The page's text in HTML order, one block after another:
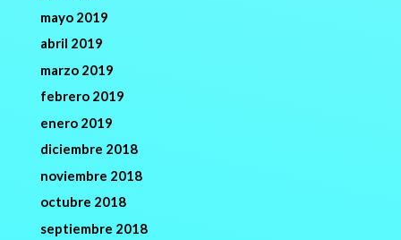
mayo 2019
abril 2019
marzo 2019
febrero 2019
enero 2019
diciembre 2018
noviembre 2018
octubre 2018
septiembre 2018